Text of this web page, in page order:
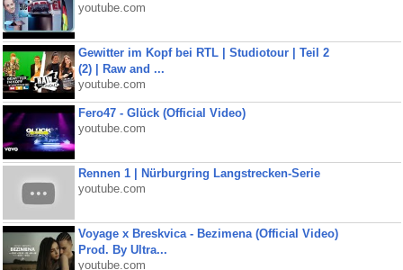
youtube.com
Gewitter im Kopf bei RTL | Studiotour | Teil 2
(2) | Raw and ...
youtube.com
Fero47 - Glück (Official Video)
youtube.com
Rennen 1 | Nürburgring Langstrecken-Serie
youtube.com
Voyage x Breskvica - Bezimena (Official Video)
Prod. By Ultra...
youtube.com